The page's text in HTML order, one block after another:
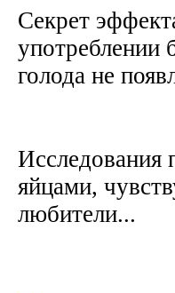
Секрет
употреблении
голода не
Исследования
яйцами,
любители...